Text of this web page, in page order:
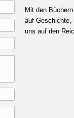
Mit den
auf Geschichte,
uns auf den